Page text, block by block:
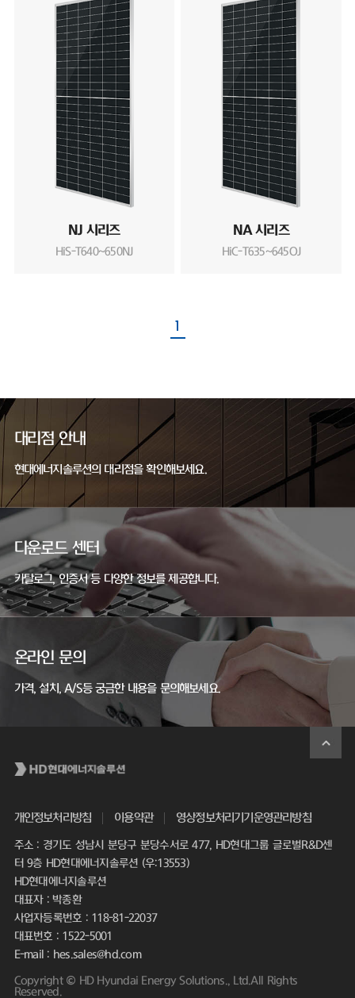
NJ 시리즈
HiS-T640~650NJ
NA 시리즈
HiC-T635~645OJ
1
대리점 안내
현대에너지솔루션의 대리점을 확인해보세요.
다운로드 센터
카탈로그, 인증서 등 다양한 정보를 제공합니다.
온라인 문의
가격, 설치, A/S등 궁금한 내용을 문의해보세요.
개인정보처리방침 이용약관 영상정보처리기기운영관리방침
주소 : 경기도 성남시 분당구 분당수서로 477, HD현대그룹 글로벌R&D센
터 9층 HD현대에너지솔루션 (우:13553)
HD현대에너지솔루션
대표자 : 박종환
사업자등록번호 : 118-81-22037
대표번호 : 1522-5001
E-mail : hes.sales@hd.com
Copyright © HD Hyundai Energy Solutions., Ltd.All Rights
Reserved.